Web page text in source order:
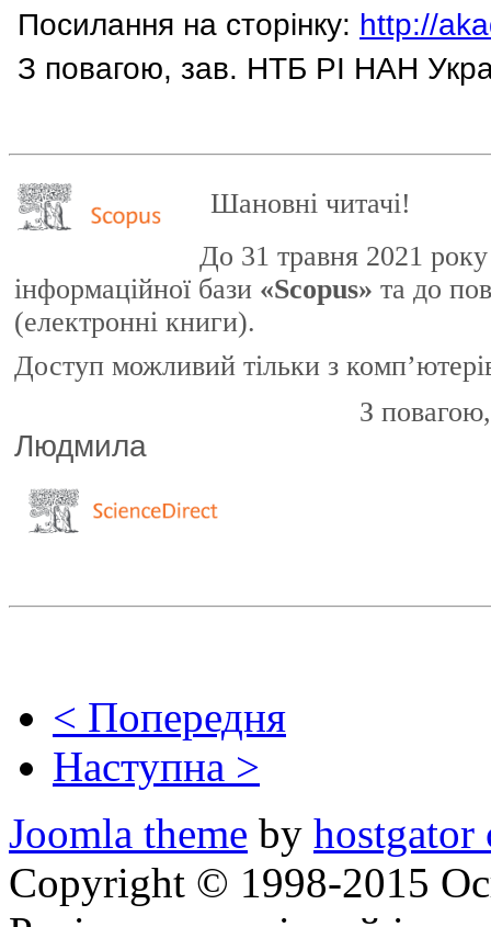
Посилання на сторінку: http://
З повагою, зав. НТБ РІ НАН
Шановні читачі!
До 31 травня 2021
інформаційної бази «Scopus» та до
(електронні книги).
Доступ можливий тільки з
З повагою, зав.
Людмила
< Попередня
Наступна >
Joomla theme by hostgator
Copyright © 1998-2015